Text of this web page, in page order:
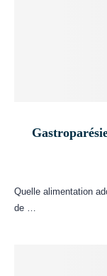
Quelle alimentation
de …